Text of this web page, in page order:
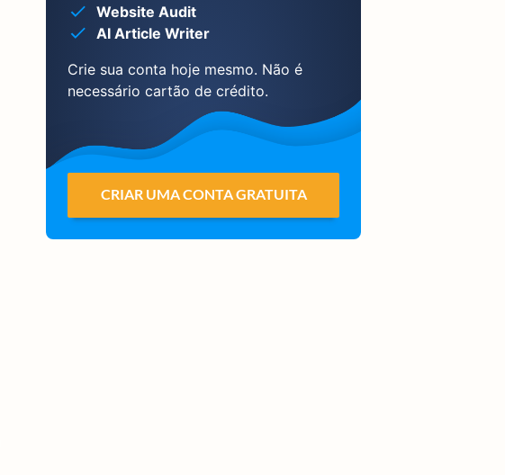
Website Audit
AI Article Writer
Crie sua conta hoje mesmo. Não é
necessário cartão de crédito.
CRIAR UMA CONTA GRATUITA